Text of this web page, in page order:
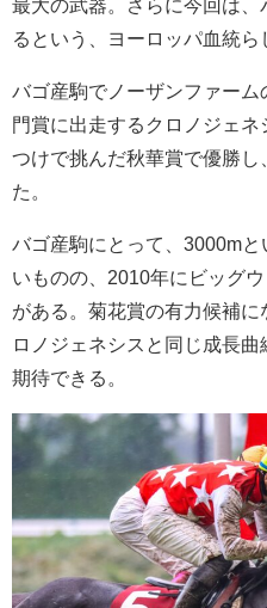
最大の武器。さらに今回は
るという、ヨーロッパ血統ら
バゴ産駒でノーザンファー
門賞に出走するクロノジェ
つけで挑んだ秋華賞で優勝し
た。
バゴ産駒にとって、3000m
いものの、2010年にビッグ
がある。菊花賞の有力候補
ロノジェネシスと同じ成長
期待できる。